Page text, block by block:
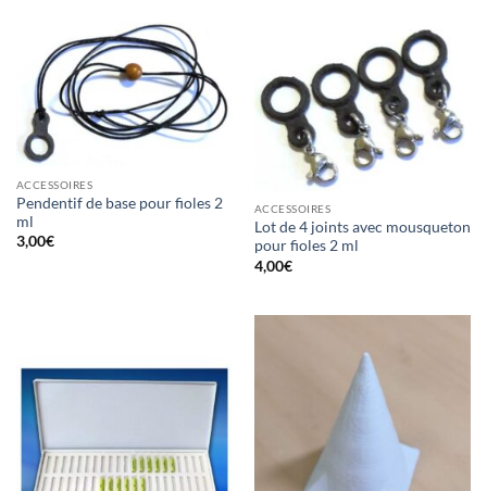
ACCESSOIRES
Pendentif de base pour fioles 2
ml
3,00€
ACCESSOIRES
Lot de 4 joints avec mousqueton
pour fioles 2 ml
4,00€